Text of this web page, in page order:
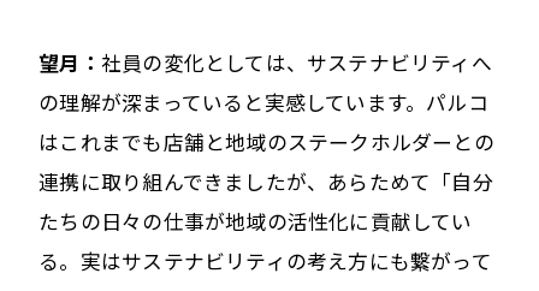
望月： 社員の変化としては、サステナビリティへ
の理解が深まっていると実感しています。パルコ
はこれまでも店舗と地域のステークホルダーとの
連携に取り組んできましたが、あらためて「自分
たちの日々の仕事が地域の活性化に貢献してい
る。実はサステナビリティの考え方にも繋がって